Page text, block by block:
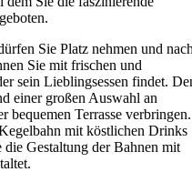
Sie Platz nehmen und
Sie mit frischen und
sein Lieblingsessen findet.
einer großen Auswahl an
bequemen Terrasse verbringen.
mit köstlichen Drinks
Gestaltung der Bahnen mit